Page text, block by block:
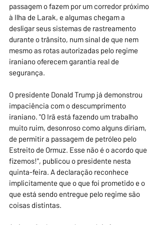
passagem o fazem por um corredor próximo
à Ilha de Larak, e algumas chegam a
desligar seus sistemas de rastreamento
durante o trânsito, num sinal de que nem
mesmo as rotas autorizadas pelo regime
iraniano oferecem garantia real de
segurança.
O presidente Donald Trump já demonstrou
impaciência com o descumprimento
iraniano. "O Irã está fazendo um trabalho
muito ruim, desonroso como alguns diriam,
de permitir a passagem de petróleo pelo
Estreito de Ormuz. Esse não é o acordo que
fizemos!", publicou o presidente nesta
quinta-feira. A declaração reconhece
implicitamente que o que foi prometido e o
que está sendo entregue pelo regime são
coisas distintas.